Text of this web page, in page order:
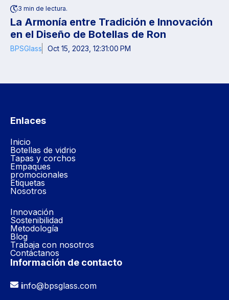
3 min de lectura.
La Armonía entre Tradición e Innovación
en el Diseño de Botellas de Ron
BPSGlass Oct 15, 2023, 12:31:00 PM
Enlaces
Inicio
Botellas de vidrio
Tapas y corchos
Empaques
promocionales
Etiquetas
Nosotros
Innovación
Sostenibilidad
Metodología
Blog
Trabaja con nosotros
Contáctanos
Información de contacto
info@bpsglass.com